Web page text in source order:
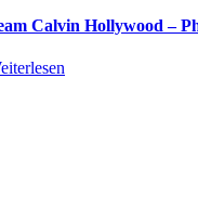
Calvin Hollywood –